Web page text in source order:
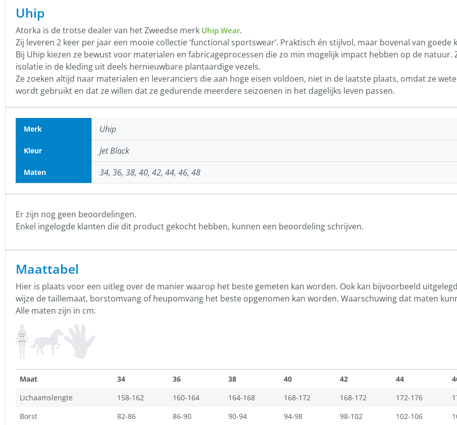
Uhip
Atorka is de trotse dealer van het Zweedse merk Uhip Wear.
Zij leveren 2 keer per jaar een mooie collectie ‘functional sportswear’. Praktisch én stijlvol, maar bovenal van goede
Bij Uhip kiezen ze bewust voor materialen en fabricageprocessen die zo min mogelijk impact hebben op de natuur.
isolatie in de kleding uit deels hernieuwbare plantaardige vezels.
Ze zoeken altijd naar materialen en leveranciers die aan hoge eisen voldoen, niet in de laatste plaats, omdat ze
wordt gebruikt en dat ze willen dat ze gedurende meerdere seizoenen in het dagelijks leven passen.
Merk Uhip
Kleur Jet Black
Maten 34, 36, 38, 40, 42, 44, 46, 48
Er zijn nog geen beoordelingen.
Enkel ingelogde klanten die dit product gekocht hebben, kunnen een beoordeling schrijven.
Maattabel
Hier is plaats voor een uitleg over de manier waarop het beste gemeten kan worden. Ook kan bijvoorbeeld
wijze de taillemaat, borstomvang of heupomvang het beste opgenomen kan worden. Waarschuwing dat maten
Alle maten zijn in cm.
Maat 34 36 38 40 42 44
Lichaamslengte
158-162 160-164 164-168 168-172 168-172 172-176
Borst
82-86 86-90 90-94 94-98 98-102 102-106